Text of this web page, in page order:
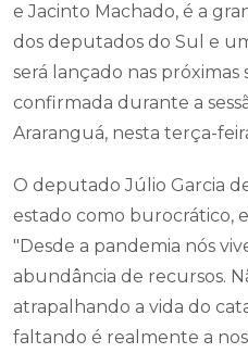
e Jacinto Machado, é a
dos deputados do Sul e
será lançado nas próximas
confirmada durante a
Araranguá, nesta terça-
O deputado Júlio Garcia
estado como burocrático,
"Desde a pandemia nós
abundância de recursos.
atrapalhando a vida do
faltando é realmente a